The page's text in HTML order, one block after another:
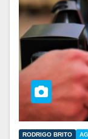
RODRIGO BRITO